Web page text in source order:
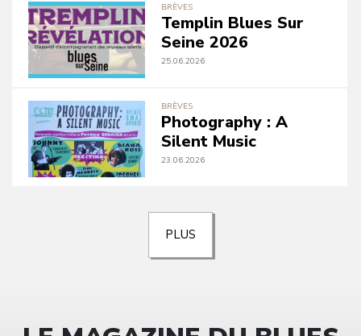
BRÈVES
Templin Blues Sur
Seine 2026
25.06.2026
BRÈVES
Photography : A
Silent Music
23.06.2026
PLUS